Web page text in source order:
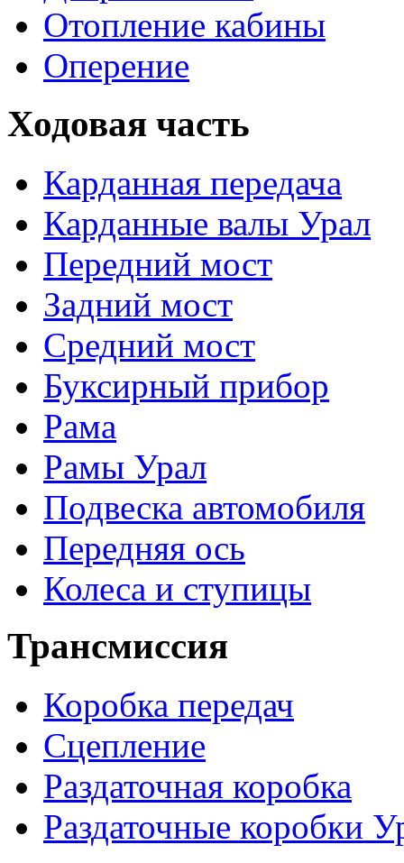
Отопление кабины
Оперение
Ходовая часть
Карданная передача
Карданные валы Урал
Передний мост
Задний мост
Средний мост
Буксирный прибор
Рама
Рамы Урал
Подвеска автомобиля
Передняя ось
Колеса и ступицы
Трансмиссия
Коробка передач
Сцепление
Раздаточная коробка
Раздаточные коробки